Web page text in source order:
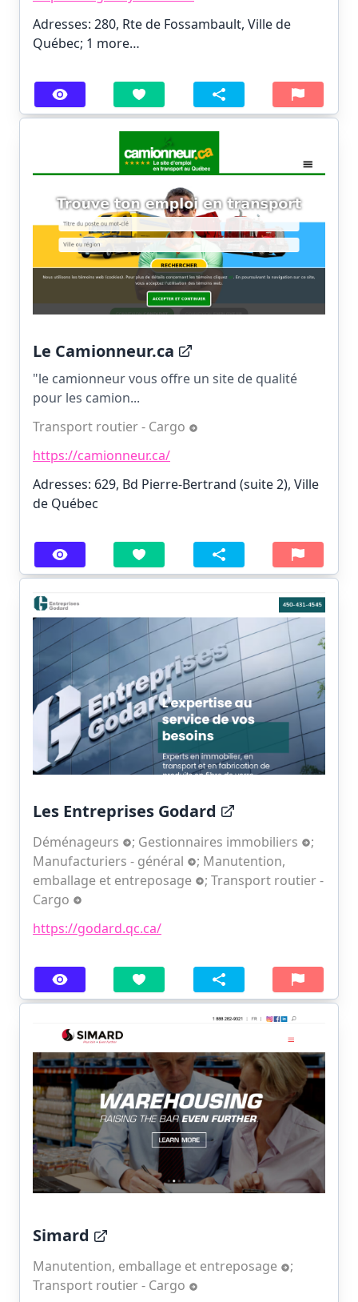
Adresses: 280, Rte de Fossambault, Ville de
Québec; 1 more…
Le Camionneur.ca
"le camionneur vous offre un site de qualité
pour les camion...
Transport routier - Cargo
https://camionneur.ca/
Adresses: 629, Bd Pierre-Bertrand (suite 2), Ville
de Québec
Les Entreprises Godard
Déménageurs ; Gestionnaires immobiliers
;
Manufacturiers - général
; Manutention,
emballage et entreposage
; Transport routier -
Cargo
https://godard.qc.ca/
Simard
Manutention, emballage et entreposage
;
Transport routier - Cargo